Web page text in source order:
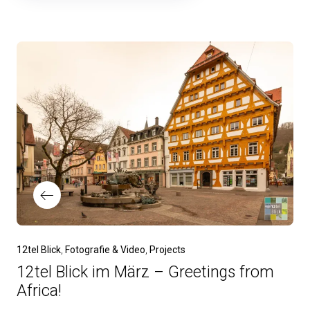
12tel Blick Fotografie & Video Projects
12tel Blick im März – Greetings from
Africa!